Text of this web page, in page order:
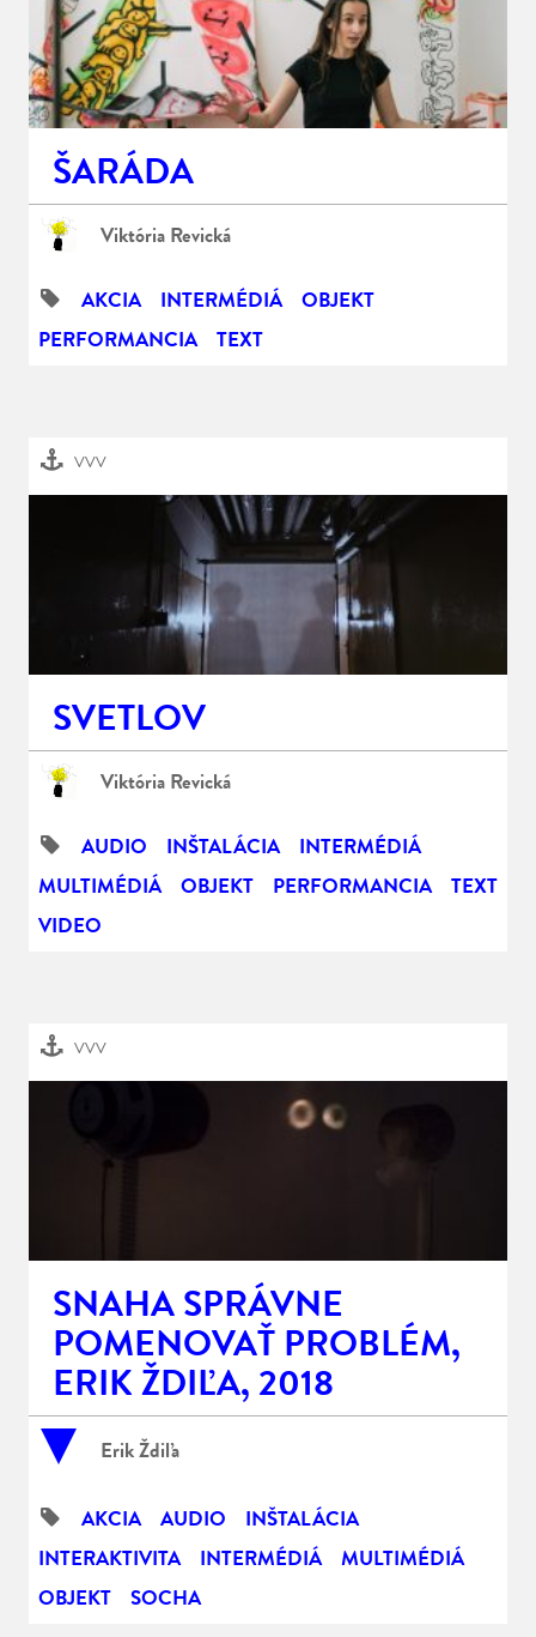
ŠARÁDA
Viktória Revická
AKCIA INTERMÉDIÁ
OBJEKT
PERFORMANCIA
TEXT
VVV
SVETLOV
Viktória Revická
AUDIO INŠTALÁCIA
INTERMÉDIÁ
MULTIMÉDIÁ
OBJEKT PERFORMANCIA
TEXT
VIDEO
VVV
SNAHA SPRÁVNE
POMENOVAŤ PROBLÉM,
ERIK ŽDIĽA, 2018
Erik Ždiľa
AKCIA AUDIO
INŠTALÁCIA
INTERAKTIVITA
INTERMÉDIÁ
MULTIMÉDIÁ
OBJEKT
SOCHA